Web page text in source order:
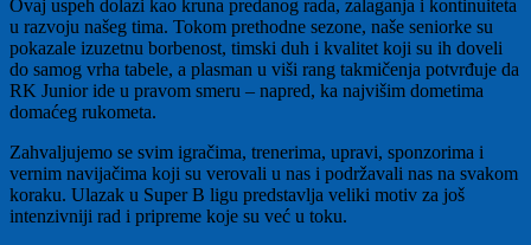
Ovaj uspeh dolazi kao kruna predanog rada, zalaganja i kontinuiteta
u razvoju našeg tima. Tokom prethodne sezone, naše seniorke su
pokazale izuzetnu borbenost, timski duh i kvalitet koji su ih doveli
do samog vrha tabele, a plasman u viši rang takmičenja potvrđuje da
RK Junior ide u pravom smeru – napred, ka najvišim dometima
domaćeg rukometa.
Zahvaljujemo se svim igračima, trenerima, upravi, sponzorima i
vernim navijačima koji su verovali u nas i podržavali nas na svakom
koraku. Ulazak u Super B ligu predstavlja veliki motiv za još
intenzivniji rad i pripreme koje su već u toku.